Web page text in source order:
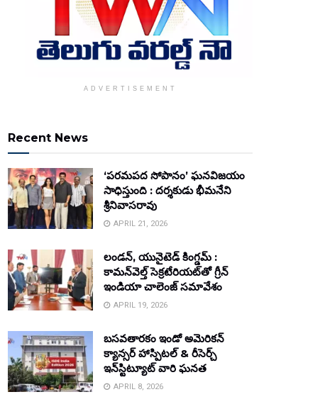
ADVERTISEMENT
Recent News
‘పరమపద సోపానం’ ఘనవిజయం
సాధిస్తుంది : దర్శకుడు భీమనేని
శ్రీనివాసరావు
APRIL 21, 2026
లండన్, యునైటెడ్ కింగ్డమ్ :
కామన్‌వెల్త్ సెక్రటేరియట్‌తో గ్రీన్
ఇండియా చాలెంజ్ సమావేశం
APRIL 19, 2026
బసవతారకం ఇండో అమెరికన్
క్యాన్సర్ హాస్పిటల్ & రీసెర్చ్
ఇన్‌స్టిట్యూట్ వారి ఘనత
APRIL 8, 2026